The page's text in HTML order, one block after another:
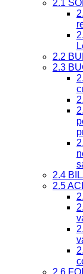
2.1
2.2
2.3
2.4
2.5
2.6